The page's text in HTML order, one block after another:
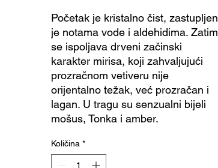
Početak je kristalno čist, zastupljen
je notama vode i aldehidima. Zatim
se ispoljava drveni začinski
karakter mirisa, koji zahvaljujući
prozračnom vetiveru nije
orijentalno težak, već prozračan i
lagan. U tragu su senzualni bijeli
mošus, Tonka i amber.
Količina *